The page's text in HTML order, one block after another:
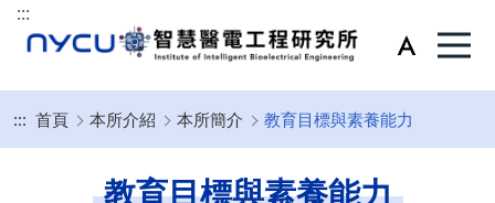
:::
::: 首頁 本所介紹 本所簡介 教育目標與素養能力
教育目標與素養能力